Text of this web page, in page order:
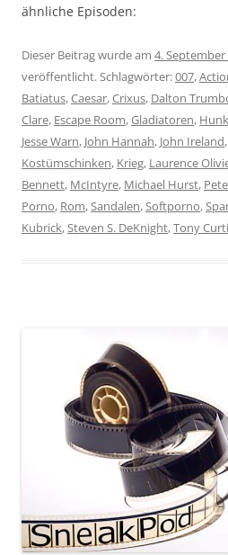
ähnliche Episoden:
Dieser Beitrag wurde am 4. September
veröffentlicht. Schlagwörter:007,
Batiatus,Caesar,Crixus, Dalton
Clare, Escape Room,Gladiatoren,
Jesse Warn, John Hannah, John Ireland,
Kostümschinken, Krieg, Laurence
Bennett, McIntyre, Michael Hurst,
Porno, Rom,Sandalen,Softporno,
Kubrick,Steven S. DeKnight,Tony